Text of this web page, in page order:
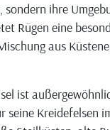
ihre
Rügen eine
aus
ist
seine Kreidefelsen